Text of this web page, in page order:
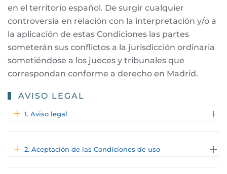
en el territorio español. De surgir cualquier
controversia en relación con la interpretación y/o a
la aplicación de estas Condiciones las partes
someterán sus conflictos a la jurisdicción ordinaria
sometiéndose a los jueces y tribunales que
correspondan conforme a derecho en Madrid.
AVISO LEGAL
1. Aviso legal
2. Aceptación de las Condiciones de uso